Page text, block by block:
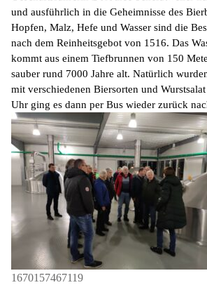
und ausführlich in die Geheimnisse des
Hopfen, Malz, Hefe und Wasser sind die
nach dem Reinheitsgebot von 1516. Das
kommt aus einem Tiefbrunnen von 150
sauber rund 7000 Jahre alt. Natürlich
mit verschiedenen Biersorten und
Uhr ging es dann per Bus wieder zurück
1670157467119